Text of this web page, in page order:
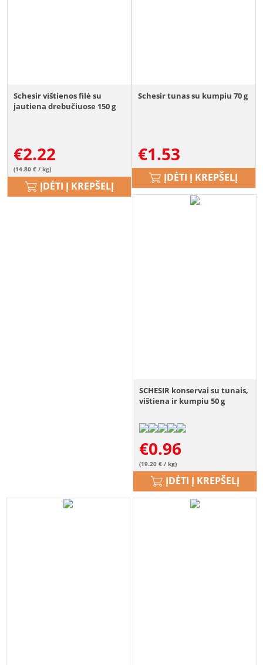
Schesir vištienos filė su
jautiena drebučiuose 150 g
€2.22
(14.80 € / kg)
ĮDĖTI Į KREPŠELĮ
Schesir tunas su kumpiu 70 g
€1.53
ĮDĖTI Į KREPŠELĮ
SCHESIR konservai su tunais,
vištiena ir kumpiu 50 g
€0.96
(19.20 € / kg)
ĮDĖTI Į KREPŠELĮ